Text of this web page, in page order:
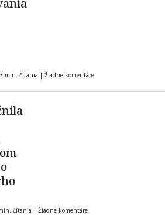
3 min. čítania | Žiadne komentáre
čítania | Žiadne komentáre